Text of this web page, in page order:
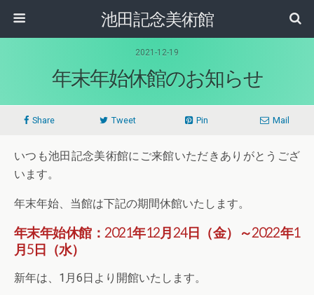
池田記念美術館
2021-12-19
年末年始休館のお知らせ
Share Tweet Pin Mail
いつも池田記念美術館にご来館いただきありがとうござ
います。
年末年始、当館は下記の期間休館いたします。
年末年始休館：2021年12月24日（金）～2022年1
月5日（水）
新年は、1月6日より開館いたします。